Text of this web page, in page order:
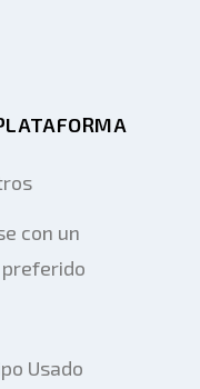
con un
Usado